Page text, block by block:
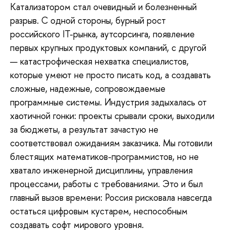
Катализатором стал очевидный и болезненный
разрыв. С одной стороны, бурный рост
российского IT-рынка, аутсорсинга, появление
первых крупных продуктовых компаний, с другой
— катастрофическая нехватка специалистов,
которые умеют не просто писать код, а создавать
сложные, надежные, сопровождаемые
программные системы. Индустрия задыхалась от
хаотичной гонки: проекты срывали сроки, выходили
за бюджеты, а результат зачастую не
соответствовал ожиданиям заказчика. Мы готовили
блестящих математиков-программистов, но не
хватало инженерной дисциплины, управления
процессами, работы с требованиями. Это и был
главный вызов времени: Россия рисковала навсегда
остаться цифровым кустарем, неспособным
создавать софт мирового уровня.